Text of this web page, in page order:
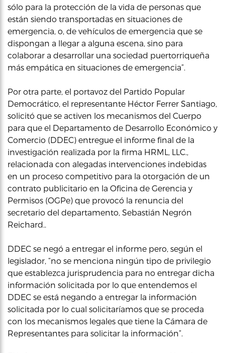
sólo para la protección de la vida de personas que
están siendo transportadas en situaciones de
emergencia, o, de vehículos de emergencia que se
dispongan a llegar a alguna escena, sino para
colaborar a desarrollar una sociedad puertorriqueña
más empática en situaciones de emergencia”.
Por otra parte, el portavoz del Partido Popular
Democrático, el representante Héctor Ferrer Santiago,
solicitó que se activen los mecanismos del Cuerpo
para que el Departamento de Desarrollo Económico y
Comercio (DDEC) entregue el informe final de la
investigación realizada por la firma HRML, LLC.,
relacionada con alegadas intervenciones indebidas
en un proceso competitivo para la otorgación de un
contrato publicitario en la Oficina de Gerencia y
Permisos (OGPe) que provocó la renuncia del
secretario del departamento, Sebastián Negrón
Reichard..
DDEC se negó a entregar el informe pero, según el
legislador, “no se menciona ningún tipo de privilegio
que establezca jurisprudencia para no entregar dicha
información solicitada por lo que entendemos el
DDEC se está negando a entregar la información
solicitada por lo cual solicitaríamos que se proceda
con los mecanismos legales que tiene la Cámara de
Representantes para solicitar la información”.